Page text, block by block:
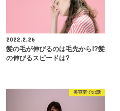
2022.2.26
髪の毛が伸びるのは毛先から!?髪
の伸びるスピードは?
美容室での話